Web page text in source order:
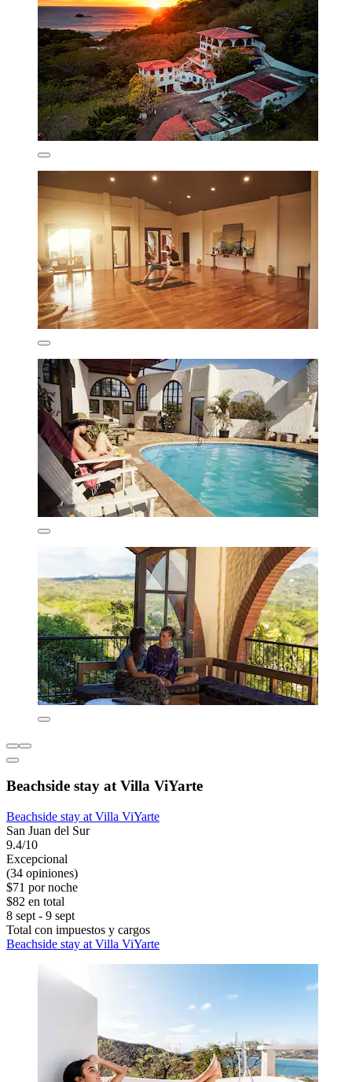
Beachside stay at Villa ViYarte
Beachside stay at Villa ViYarte
San Juan del Sur
9.4/10
Excepcional
(34 opiniones)
$71 por noche
$82 en total
8 sept - 9 sept
Total con impuestos y cargos
Beachside stay at Villa ViYarte